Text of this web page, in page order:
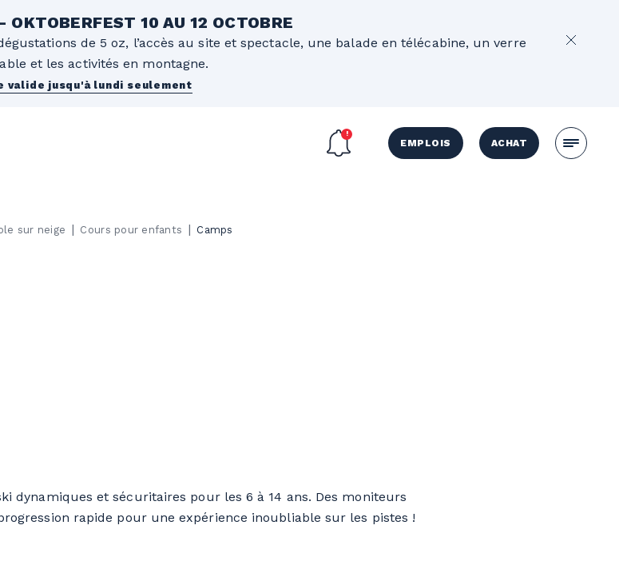
OKTOBERFEST 10 AU 12 OCTOBRE
de 5 oz, l’accès au site et spectacle, une balade en télécabine, un verre
et les activités en montagne.
valide jusqu'à lundi seulement
EMPLOIS ACHAT
sur neige | Cours pour enfants | Camps
dynamiques et sécuritaires pour les 6 à 14 ans. Des moniteurs
rapide pour une expérience inoubliable sur les pistes !